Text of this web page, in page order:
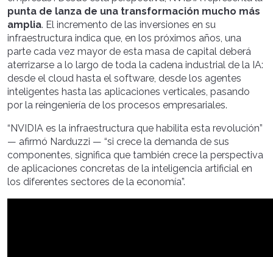
punta de lanza de una transformación mucho más
amplia. El incremento de las inversiones en su
infraestructura indica que, en los próximos años, una
parte cada vez mayor de esta masa de capital deberá
aterrizarse a lo largo de toda la cadena industrial de la IA:
desde el cloud hasta el software, desde los agentes
inteligentes hasta las aplicaciones verticales, pasando
por la reingeniería de los procesos empresariales.
“NVIDIA es la infraestructura que habilita esta revolución”
— afirmó Narduzzi — “si crece la demanda de sus
componentes, significa que también crece la perspectiva
de aplicaciones concretas de la inteligencia artificial en
los diferentes sectores de la economía”.